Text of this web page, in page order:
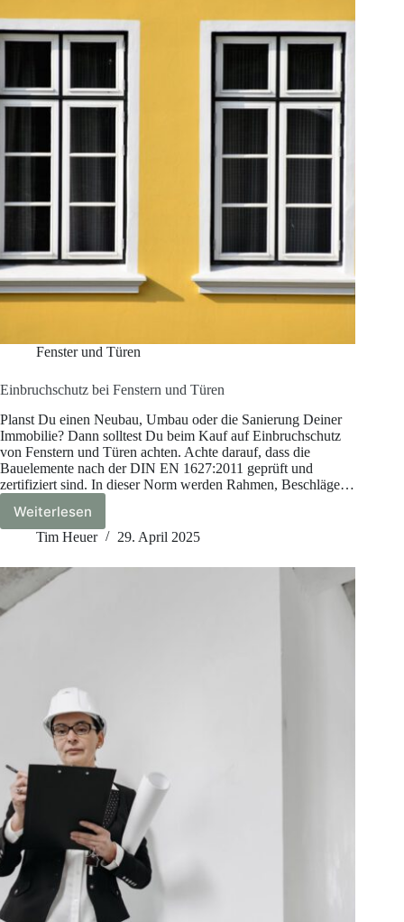
Fenster und Türen
Einbruchschutz bei Fenstern und Türen
Planst Du einen Neubau, Umbau oder die Sanierung Deiner
Immobilie? Dann solltest Du beim Kauf auf Einbruchschutz
von Fenstern und Türen achten. Achte darauf, dass die
Bauelemente nach der DIN EN 1627:2011 geprüft und
zertifiziert sind. In dieser Norm werden Rahmen, Beschläge…
WeiterlesenEinbruchschutz
bei
und
Türen
Tim Heuer 29. April 2025